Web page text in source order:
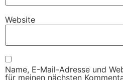
Website
Name, E-Mail-Adresse und
für meinen nächsten